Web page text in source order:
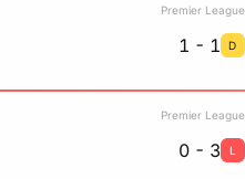
Premier League
1 - 1 D
Premier League
0 - 3 L